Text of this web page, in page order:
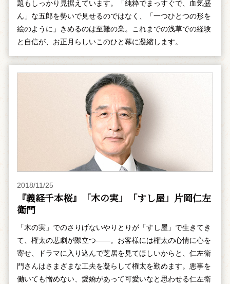
題もしっかり見据えています。「純粋でまっすぐで、血気盛
ん」な五郎を勢いで見せるのではなく、「一つひとつの形を
絵のように」きめるのは至難の業。これまでの浅草での経験
と自信が、お正月らしいこのひと幕に凝縮します。
2018/11/25
『義経千本桜』「木の実」「すし屋」片岡仁左
衛門
「木の実」でのさりげないやりとりが「すし屋」で生きてき
て、権太の悲劇が際立つ――。お客様には権太の心情に心を
寄せ、ドラマに入り込んで芝居を見てほしいからと、仁左衛
門さんはさまざまな工夫を凝らして権太を勤めます。悪事を
働いても憎めない、愛嬌があって可愛いなと思わせる仁左衛